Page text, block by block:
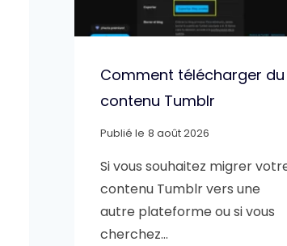
Comment télécharger du
contenu Tumblr
Publié le 8 août 2026
Si vous souhaitez migrer
contenu Tumblr vers une
autre plateforme ou si vous
cherchez…